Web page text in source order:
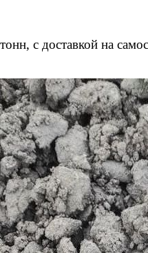
с доставкой на